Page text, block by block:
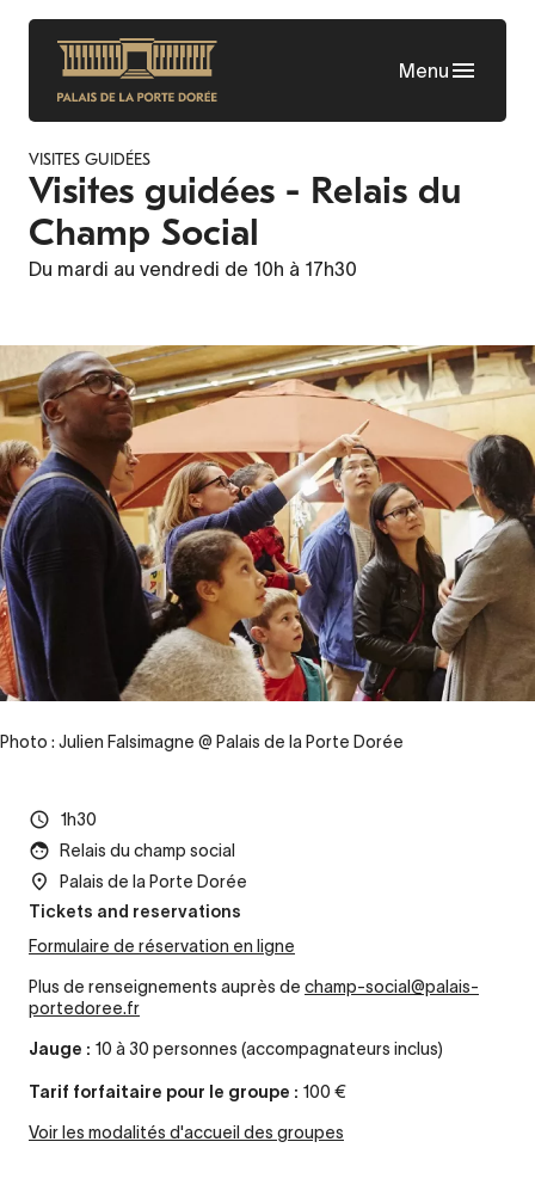
Skip
content
Menu
VISITES GUIDÉES
Visites guidées - Relais du
Champ Social
Du mardi au vendredi de 10h à 17h30
Photo : Julien Falsimagne @ Palais de la Porte Dorée
1h30
Relais du champ social
Palais de la Porte Dorée
Tickets and reservations
Formulaire de réservation en ligne
Plus de renseignements auprès de champ-social@palais-
portedoree.fr
Jauge : 10 à 30 personnes (accompagnateurs inclus)
Tarif forfaitaire pour le groupe : 100 €
Voir les modalités d'accueil des groupes